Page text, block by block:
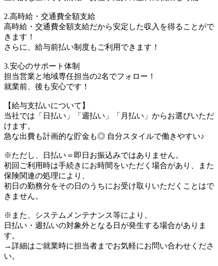
2.高時給・交通費全額支給
高時給・交通費全額支給だから安定した収入を得ることがで
きます！
さらに、給与前払い制度もご利用できます！
3.安心のサポート体制
担当営業と地域専任担当の2名でフォロー！
就業前、後も安心です！
【給与支払いについて】
当社では「日払い」「週払い」「月払い」からお選びいただ
けます。
急な出費も計画的な貯金も◎ 自分スタイルで働きやすい♪
※ただし、日払い＝即日お振込みではありません。
初回ご利用時は手続きにお時間をいただく場合があり、また
保険関連の処理により、
初日の勤務分をその日のうちにお受け取りいただくことはで
きません。
※また、システムメンテナンス等により、
日払い・週払いの対象外となる日が発生する場合がありま
す。
→詳細はご就業時に担当者までお気軽にお問い合わせくださ
い。